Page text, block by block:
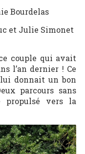
Bourdelas
et Julie Simonet
couple qui avait
l’an dernier ! Ce
donnait un bon
parcours sans
propulsé vers la